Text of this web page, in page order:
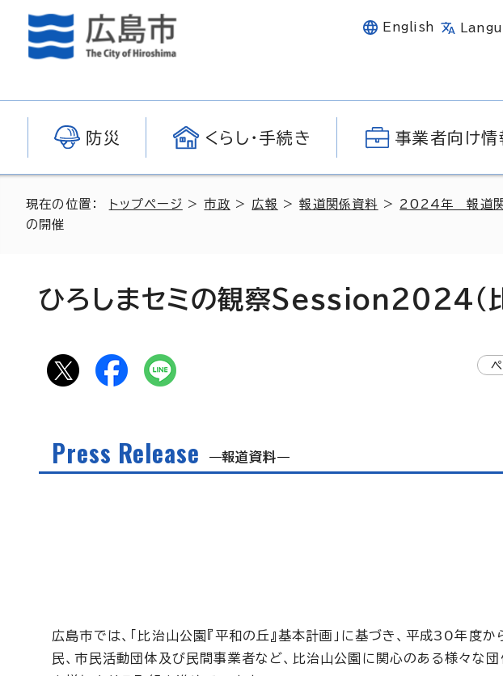
English
防災 くらし・手続き 事業者向け情
現在の位置： トップページ >市政 > 広報 >報道関係資料 > 2024年 報道関
の開催
ひろしまセミの観察Session2024（
Press Release 報道資料
広島市では、「比治山公園『平和の丘』基本計画」に基づき、平成30年度
民、市民活動団体及び民間事業者など、比治山公園に関心のある様々な